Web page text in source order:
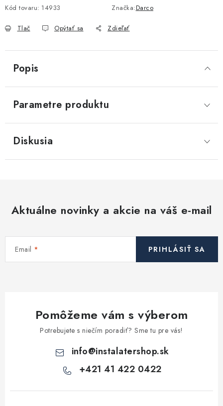
Reklamačné podmienky
Podmienky ochrany osobných údajov
Kód tovaru: 14933 Značka:Darco
Tlač Opýtať sa Zdieľať
Popis
Parametre produktu
Diskusia
Aktuálne novinky a akcie na váš e-mail
Email PRIHLÁSIŤ SA
Pomôžeme vám s výberom
Potrebujete s niečím poradiť? Sme tu pre vás!
info@instalatershop.sk
+421 41 422 0422